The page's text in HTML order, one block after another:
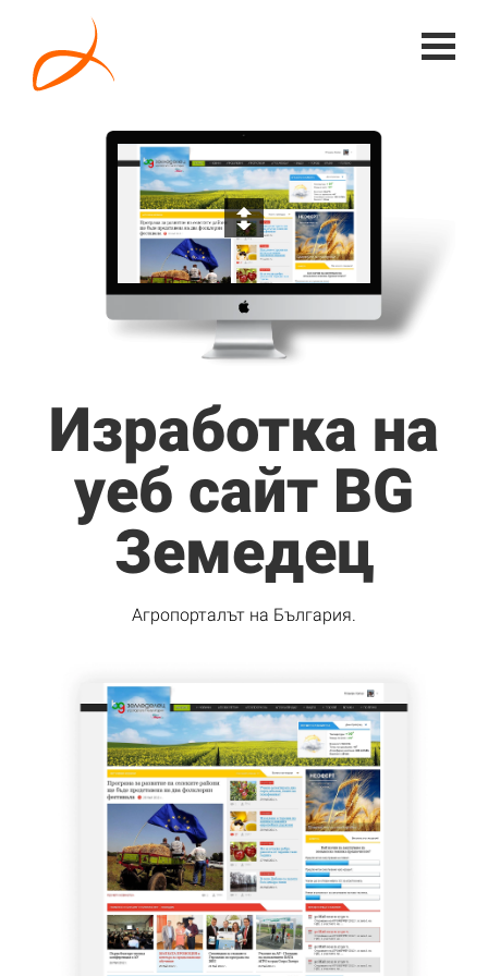
Изработка на
уеб сайт BG
Земедец
Aгропорталът на България.